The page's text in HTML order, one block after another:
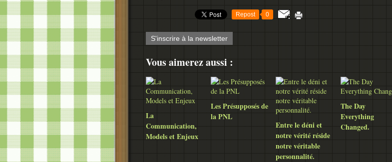
Repost 0
S'inscrire à la newsletter
Vous aimerez aussi :
La
Communication,
Models et Enjeux
Les Présupposés de
la PNL
Entre le déni et
notre vérité réside
notre véritable
personnalité.
The Day
Everything
Changed.